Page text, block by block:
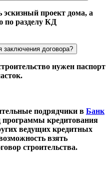
проект дома, а
по разделу КД
заключения договора?
нужен паспорт
подрядчики в Банк
программы кредитования
ведущих кредитных
взять
строительства.